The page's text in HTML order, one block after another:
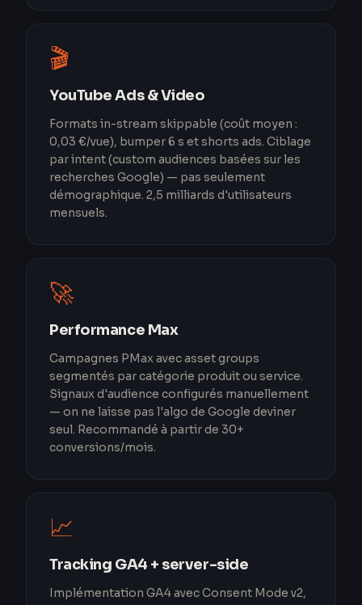
🎬
YouTube Ads & Video
Formats in-stream skippable (coût moyen :
0,03 €/vue), bumper 6 s et shorts ads. Ciblage
par intent (custom audiences basées sur les
recherches Google) — pas seulement
démographique. 2,5 milliards d'utilisateurs
mensuels.
🚀
Performance Max
Campagnes PMax avec asset groups
segmentés par catégorie produit ou service.
Signaux d'audience configurés manuellement
— on ne laisse pas l'algo de Google deviner
seul. Recommandé à partir de 30+
conversions/mois.
📈
Tracking GA4 + server-side
Implémentation GA4 avec Consent Mode v2,